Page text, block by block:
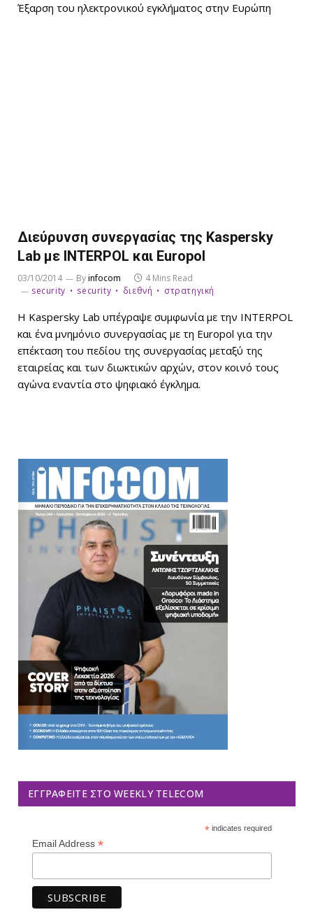
Έξαρση του ηλεκτρονικού εγκλήματος στην Ευρώπη
Διεύρυνση συνεργασίας της Kaspersky
Lab με INTERPOL και Europol
03/10/2014 Byinfocom
4 Mins Read
security
security διεθνή στρατηγική
Η Kaspersky Lab υπέγραψε συμφωνία με την INTERPOL
και ένα μνημόνιο συνεργασίας με τη Europol για την
επέκταση του πεδίου της συνεργασίας μεταξύ της
εταιρείας και των διωκτικών αρχών, στον κοινό τους
αγώνα εναντία στο ψηφιακό έγκλημα.
ΕΓΓΡΑΦΕΊΤΕ ΣΤΟ WEEKLY TELECOM
*indicates required
Email Address *